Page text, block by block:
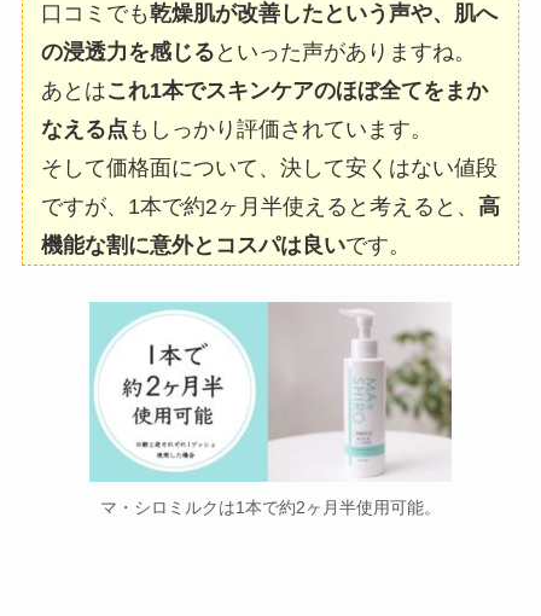
口コミでも乾燥肌が改善したという声や、肌へ
の浸透力を感じる といった声がありますね。
あとはこれ1本でスキンケアのほぼ全てをまか
なえる点 もしっかり評価されています。
そして価格面について、決して安くはない値段
ですが、1本で約2ヶ月半使えると考えると、 高
機能な割に意外とコスパは良いです。
マ・シロミルクは1本で約2ヶ月半使用可能。